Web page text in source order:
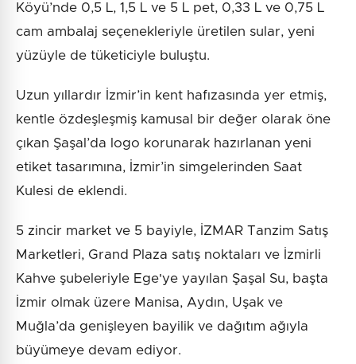
Köyü’nde 0,5 L, 1,5 L ve 5 L pet, 0,33 L ve 0,75 L
cam ambalaj seçenekleriyle üretilen sular, yeni
yüzüyle de tüketiciyle buluştu.
Uzun yıllardır İzmir’in kent hafızasında yer etmiş,
kentle özdeşleşmiş kamusal bir değer olarak öne
çıkan Şaşal’da logo korunarak hazırlanan yeni
etiket tasarımına, İzmir’in simgelerinden Saat
Kulesi de eklendi.
5 zincir market ve 5 bayiyle, İZMAR Tanzim Satış
Marketleri, Grand Plaza satış noktaları ve İzmirli
Kahve şubeleriyle Ege'ye yayılan Şaşal Su, başta
İzmir olmak üzere Manisa, Aydın, Uşak ve
Muğla’da genişleyen bayilik ve dağıtım ağıyla
büyümeye devam ediyor.